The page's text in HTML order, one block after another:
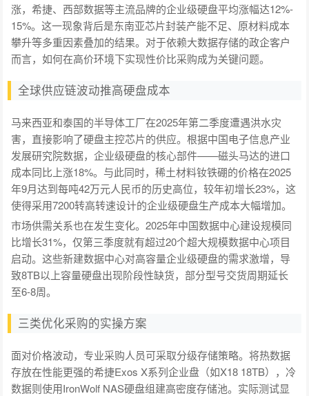
涨，希捷、西部数据等主流品牌的企业级硬盘平均涨幅达12%-
15%。这一现象背后是东南亚芯片封装产能不足、原材料成本
攀升等多重因素叠加的结果。对于依赖大数据存储的政企客户
而言，如何在高价环境下实现性价比采购成为关键问题。
全球供应链波动推高硬盘成本
马来西亚和泰国的半导体工厂在2025年第二季度遭遇洪水灾
害，直接影响了硬盘主控芯片的供应。根据中国电子信息产业
发展研究院数据，企业级硬盘的核心部件——磁头马达的进口
成本同比上涨18%。与此同时，稀土材料钕铁硼的价格在2025
年9月达到每吨42万元人民币的历史高位，较年初增长23%，这
使得采用7200转高转速设计的企业级硬盘生产成本大幅增加。
市场供需关系也在发生变化。2025年中国数据中心建设规模同
比增长31%，仅第三季度就有超过20个超大规模数据中心项目
启动。这些新建数据中心对高容量企业级硬盘的需求激增，导
致8TB以上容量硬盘出现阶段性缺货，部分型号交货周期延长
至6-8周。
三类优化采购的实操方案
面对价格波动，专业采购人员可采取分级存储策略。将热数据
存放在性能更强的希捷Exos X系列企业盘（如X18 18TB），冷
数据则使用IronWolf NAS硬盘组建高密度存储池。实际测试显